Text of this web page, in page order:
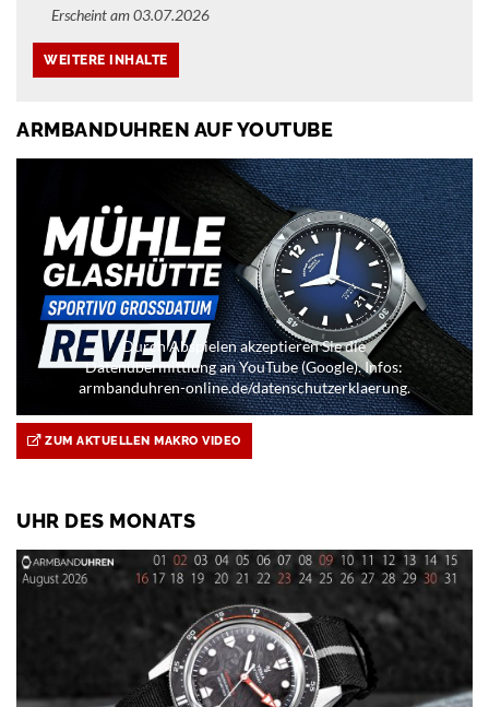
Erscheint am 03.07.2026
ARMBANDUHREN AUF YOUTUBE
Durch Abspielen akzeptieren Sie die
Datenübermittlung an YouTube (Google). Infos:
armbanduhren-online.de/datenschutzerklaerung.
ZUM AKTUELLEN MAKRO VIDEO
UHR DES MONATS